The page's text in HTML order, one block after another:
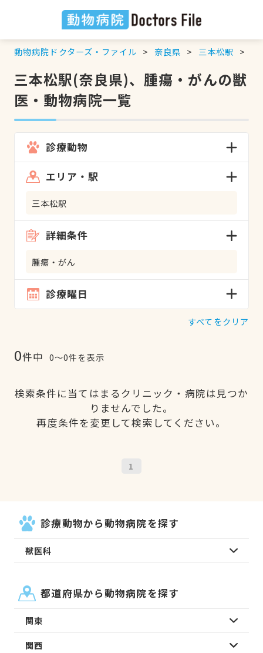
動物病院ドクターズ・ファイル 奈良県 三本松駅
三本松駅(奈良県)、腫瘍・がんの獣
医・動物病院一覧
診療動物
エリア・駅
三本松駅
詳細条件
腫瘍・がん
診療曜日
すべてをクリア
0件中 0〜0件を表示
検索条件に当てはまるクリニック・病院は見つか
りませんでした。
再度条件を変更して検索してください。
1
診療動物から動物病院を探す
獣医科
都道府県から動物病院を探す
関東
関西